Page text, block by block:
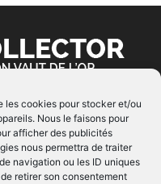
les cookies pour stocker et/ou
Nous le faisons pour
afficher des publicités
nous permettra de traiter
navigation ou les ID uniques
retirer son consentement
EIMAI| Tous Droits